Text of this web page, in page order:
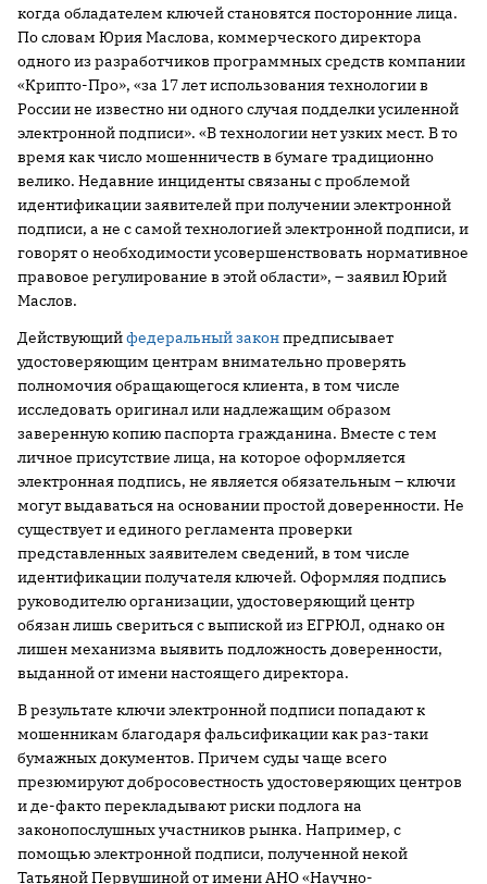
когда обладателем ключей становятся посторонние лица.
По словам Юрия Маслова, коммерческого директора
одного из разработчиков программных средств компании
«Крипто-Про», «за 17 лет использования технологии в
России не известно ни одного случая подделки усиленной
электронной подписи». «В технологии нет узких мест. В то
время как число мошенничеств в бумаге традиционно
велико. Недавние инциденты связаны с проблемой
идентификации заявителей при получении электронной
подписи, а не с самой технологией электронной подписи, и
говорят о необходимости усовершенствовать нормативное
правовое регулирование в этой области», – заявил Юрий
Маслов.
Действующийфедеральный законпредписывает
удостоверяющим центрам внимательно проверять
полномочия обращающегося клиента, в том числе
исследовать оригинал или надлежащим образом
заверенную копию паспорта гражданина. Вместе с тем
личное присутствие лица, на которое оформляется
электронная подпись, не является обязательным – ключи
могут выдаваться на основании простой доверенности. Не
существует и единого регламента проверки
представленных заявителем сведений, в том числе
идентификации получателя ключей. Оформляя подпись
руководителю организации, удостоверяющий центр
обязан лишь свериться с выпиской из ЕГРЮЛ, однако он
лишен механизма выявить подложность доверенности,
выданной от имени настоящего директора.
В результате ключи электронной подписи попадают к
мошенникам благодаря фальсификации как раз-таки
бумажных документов. Причем суды чаще всего
презюмируют добросовестность удостоверяющих центров
и де-факто перекладывают риски подлога на
законопослушных участников рынка. Например, с
помощью электронной подписи, полученной некой
Татьяной Первушиной от имени АНО «Научно-